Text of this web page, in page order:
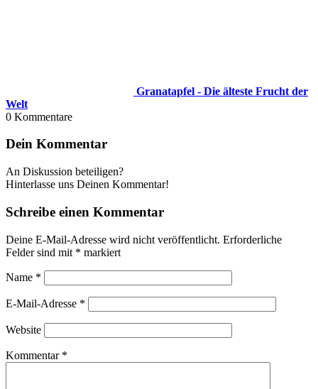
Granatapfel - Die älteste Frucht der
Welt
0 Kommentare
Dein Kommentar
An Diskussion beteiligen?
Hinterlasse uns Deinen Kommentar!
Schreibe einen Kommentar
Deine E-Mail-Adresse wird nicht veröffentlicht. Erforderliche
Felder sind mit * markiert
Name *
E-Mail-Adresse *
Website
Kommentar *